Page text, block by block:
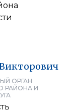
ОРГАН
РАЙОНА И